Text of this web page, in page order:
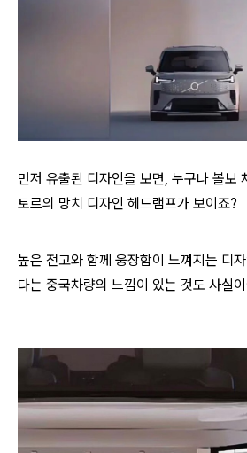
먼저 유출된 디자인을 보면, 누구나 볼보
토르의 망치 디자인 헤드램프가 보이죠?
높은 전고와 함께 웅장함이 느껴지는 디
다는 중국차량의 느낌이 있는 것도 사실